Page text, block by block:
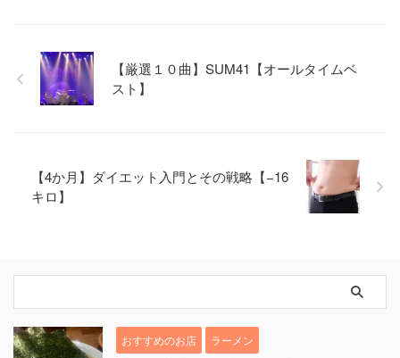
【厳選１０曲】SUM41【オールタイムベ
スト】
【4か月】ダイエット入門とその戦略【−16
キロ】
おすすめのお店 ラーメン